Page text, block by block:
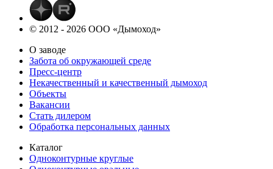
© 2012 - 2026 ООО «Дымоход»
О заводе
Забота об окружающей среде
Пресс-центр
Некачественный и качественный дымоход
Объекты
Вакансии
Стать дилером
Обработка персональных данных
Каталог
Одноконтурные круглые